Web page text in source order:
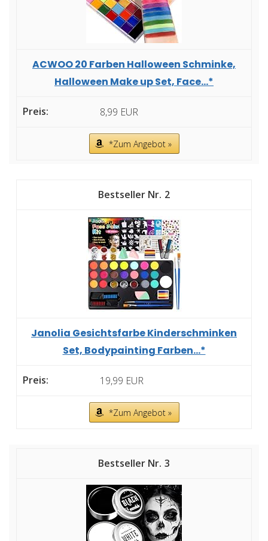
ACWOO 20 Farben Halloween Schminke,
Halloween Make up Set, Face...*
8,99 EUR
*Zum Angebot »
2
Janolia Gesichtsfarbe Kinderschminken
Set, Bodypainting Farben...*
19,99 EUR
*Zum Angebot »
3